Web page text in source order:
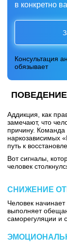
в конкретно
Консультация
обязывает
Аддикция, как
замечают, что
причину. Команда
наркозависимых
путь к
Вот сигналы,
человек
СНИЖЕНИЕ
Человек
выполняет
саморегуляции и